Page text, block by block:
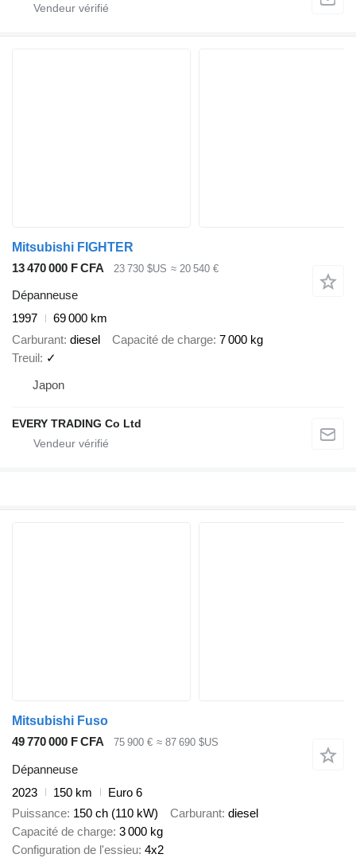
Mitsubishi FIGHTER
13 470 000 F CFA
23 730 $US ≈ 20 540 €
Dépanneuse
1997
69 000 km
Carburant diesel Capacité de charge 7 000 kg
Treuil ✓
Japon
EVERY TRADING Co Ltd
Mitsubishi Fuso
49 770 000 F CFA
75 900 € ≈ 87 690 $US
Dépanneuse
2023
150 km
Euro 6
Puissance 150 ch (110 kW) Carburant diesel
Capacité de charge 3 000 kg
Configuration de l'essieu 4x2